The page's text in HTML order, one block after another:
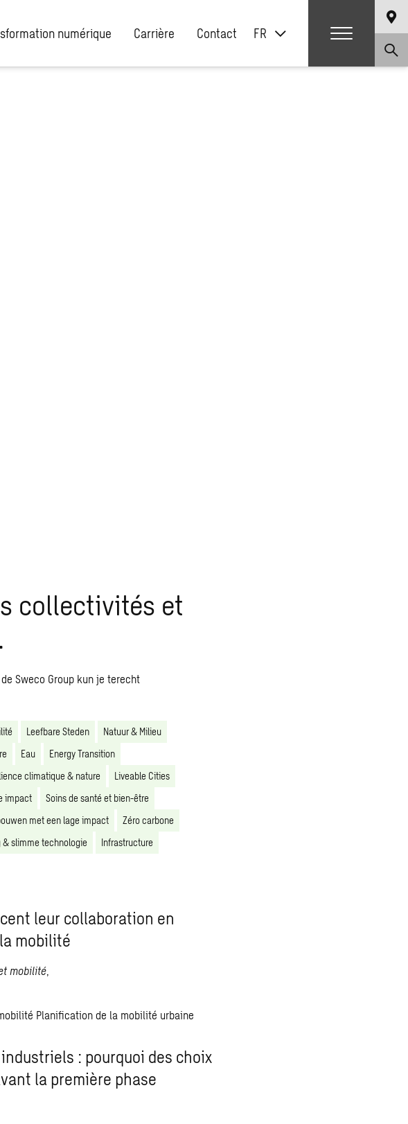
numérique Carrière Contact FR
collectivités et
Sweco Group kun je terecht
Leefbare Steden
Natuur & Milieu
Eau
Energy Transition
climatique & nature
Liveable Cities
impact
Soins de santé et bien-être
met een lage impact
Zéro carbone
& slimme technologie
Infrastructure
leur collaboration en
mobilité
mobilité,
Planification de la mobilité urbaine
: pourquoi des choix
la première phase